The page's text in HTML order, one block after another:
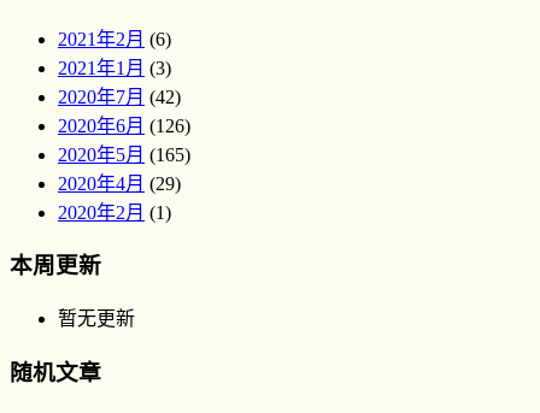
2021年2月 (6)
2021年1月 (3)
2020年7月 (42)
2020年6月 (126)
2020年5月 (165)
2020年4月 (29)
2020年2月 (1)
本周更新
暂无更新
随机文章